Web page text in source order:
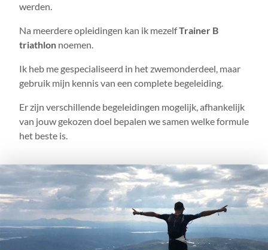
werden.
Na meerdere opleidingen kan ik mezelfTrainer B
triathlon noemen.
Ik heb me gespecialiseerd in het zwemonderdeel, maar
gebruik mijn kennis van een complete begeleiding.
Er zijn verschillende begeleidingen mogelijk, afhankelijk
van jouw gekozen doel bepalen we samen welke formule
het beste is.